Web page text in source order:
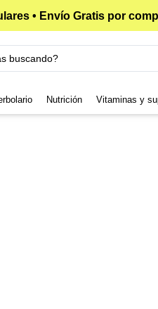
• Envío Gratis por
Nutrición Vitaminas y